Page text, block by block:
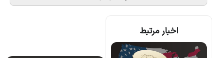
اخبار مرتبط